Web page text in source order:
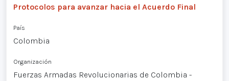
Protocolos para avanzar hacia el Acuerdo Final
País
Colombia
Organización
Fuerzas Armadas Revolucionarias de Colombia -